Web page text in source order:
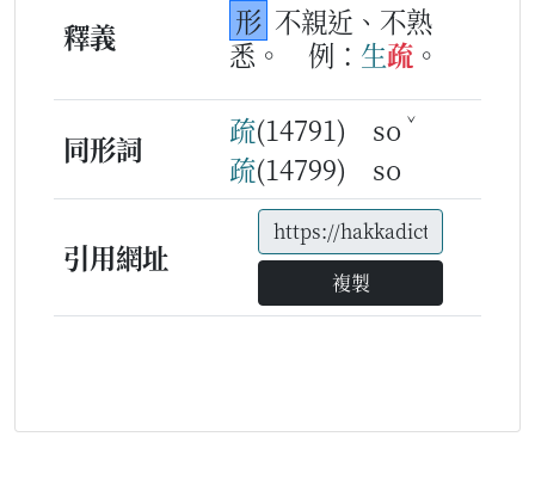
釋義 形 不親近、不熟
悉。
例： 生疏 。
同形詞 疏(14791) so ˇ
疏(14799) so
引用網址
複製